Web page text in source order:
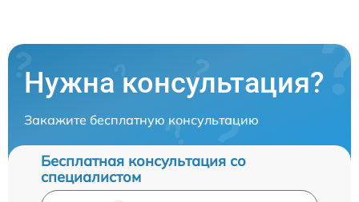
Нужна консультация?
Закажите бесплатную консультацию
Бесплатная консультация со
специалистом